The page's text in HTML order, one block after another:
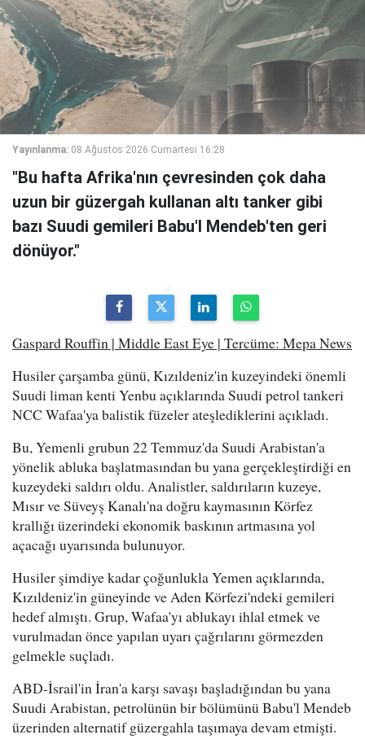
Yayınlanma: 08 Ağustos 2026 Cumartesi 16:28
"Bu hafta Afrika'nın çevresinden çok daha
uzun bir güzergah kullanan altı tanker gibi
bazı Suudi gemileri Babu'l Mendeb'ten geri
dönüyor."
Gaspard Rouffin | Middle East Eye | Tercüme: Mepa News
Husiler çarşamba günü, Kızıldeniz'in kuzeyindeki önemli
Suudi liman kenti Yenbu açıklarında Suudi petrol tankeri
NCC Wafaa'ya balistik füzeler ateşlediklerini açıkladı.
Bu, Yemenli grubun 22 Temmuz'da Suudi Arabistan'a
yönelik abluka başlatmasından bu yana gerçekleştirdiği en
kuzeydeki saldırı oldu. Analistler, saldırıların kuzeye,
Mısır ve Süveyş Kanalı'na doğru kaymasının Körfez
krallığı üzerindeki ekonomik baskının artmasına yol
açacağı uyarısında bulunuyor.
Husiler şimdiye kadar çoğunlukla Yemen açıklarında,
Kızıldeniz'in güneyinde ve Aden Körfezi'ndeki gemileri
hedef almıştı. Grup, Wafaa'yı ablukayı ihlal etmek ve
vurulmadan önce yapılan uyarı çağrılarını görmezden
gelmekle suçladı.
ABD-İsrail'in İran'a karşı savaşı başladığından bu yana
Suudi Arabistan, petrolünün bir bölümünü Babu'l Mendeb
üzerinden alternatif güzergahla taşımaya devam etmişti.